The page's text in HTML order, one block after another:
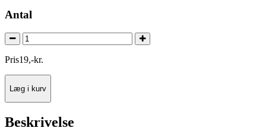
Antal
Pris19,-kr.
Læg i kurv
Beskrivelse